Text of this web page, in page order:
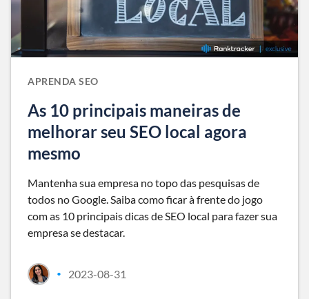
APRENDA SEO
As 10 principais maneiras de
melhorar seu SEO local agora
mesmo
Mantenha sua empresa no topo das pesquisas de
todos no Google. Saiba como ficar à frente do jogo
com as 10 principais dicas de SEO local para fazer sua
empresa se destacar.
• 2023-08-31